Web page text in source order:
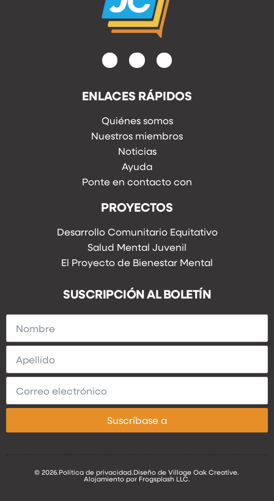
ENLACES RÁPIDOS
Quiénes somos
Nuestros miembros
Noticias
Ayuda
Ponte en contacto con
PROYECTOS
Desarrollo Comunitario Equitativo
Salud Mental Juvenil
El Proyecto de Bienestar Mental
SUSCRIPCIÓN AL BOLETÍN
Suscríbase a
© 2026.Política de privacidad.Diseño de Village Oak Creative.
Alojamiento por Frogsplash LLC.